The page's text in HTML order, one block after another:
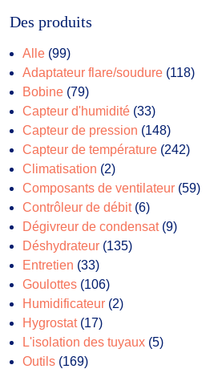
Des produits
Alle 9999
produits
Adaptateur flare/soudure 118118
Bobine 7979
produits
Capteur d'humidité 3333
produits
Capteur de pression 148148
produits
Capteur de température 242242
Climatisation 22
produits
Composants de ventilateur 5959
Contrôleur de débit 66
produits
Dégivreur de condensat 99
Déshydrateur 135135
Entretien 3333
produits
Goulottes 106106
produits
Humidificateur 22
Hygrostat 1717
produits
L'isolation des tuyaux 55
Outils 169169